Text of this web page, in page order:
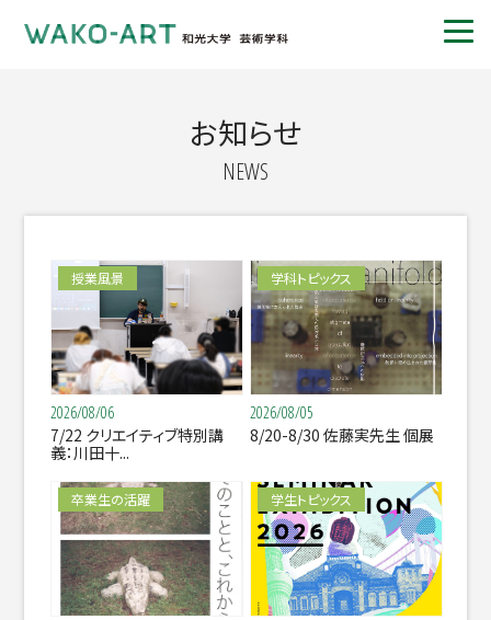
お知らせ
NEWS
授業風景
2026/08/06
7/22 クリエイティブ特別講
義：川田十...
学科トピックス
2026/08/05
8/20-8/30 佐藤実先生 個展
卒業生の活躍 学生トピックス